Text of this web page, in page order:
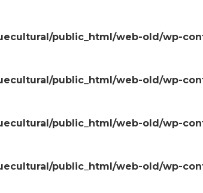
public_html/web-old/wp-
public_html/web-old/wp-
public_html/web-old/wp-
public_html/web-old/wp-